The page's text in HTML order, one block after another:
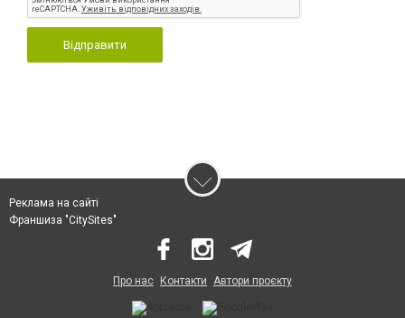
Відправити
Реклама на сайті
Франшиза "CitySites"
Про нас Контакти Автори проєкту